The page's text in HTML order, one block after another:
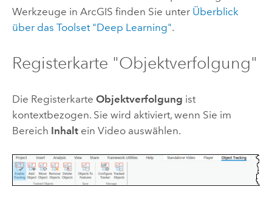
Werkzeuge in ArcGIS finden Sie unter Überblick
über das Toolset "Deep Learning".
Registerkarte "Objektverfolgung"
Die Registerkarte Objektverfolgung ist
kontextbezogen. Sie wird aktiviert, wenn Sie im
Bereich Inhaltein Video auswählen.